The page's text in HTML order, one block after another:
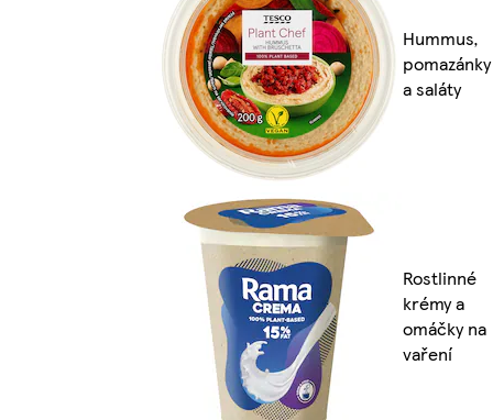
Hummus,
pomazánky
a saláty
Rostlinné
krémy a
omáčky na
vaření